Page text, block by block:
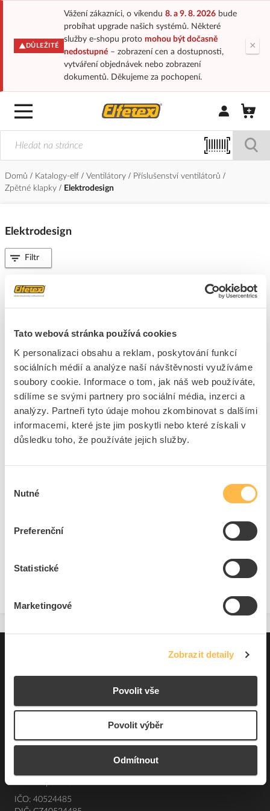
Tato webová stránka používá cookies
K personalizaci obsahu a reklam, poskytování funkcí
sociálních médií a analýze naší návštěvnosti využíváme
soubory cookie. Informace o tom, jak náš web používáte,
sdílíme se svými partnery pro sociální média, inzerci a
analýzy. Partneři tyto údaje mohou zkombinovat s dalšími
informacemi, které jste jim poskytli nebo které získali v
důsledku toho, že používáte jejich služby.
souhlasu
Nutné
Preferenční
Statistické
Marketingové
Zobrazit detaily
Povolit vše
Povolit výběr
Odmítnout
DŮLEŽITÉ
Vážení zákazníci, o víkendu 8. a 9. 8. 2026bude
probíhat upgrade našich systémů. Některé
služby e-shopu proto mohou být dočasně
nedostupné– zobrazení cen a dostupnosti,
vytváření objednávek nebo zobrazení
dokumentů. Děkujeme za pochopení.
×
Přihlásit/
Domů Katalogy-elf Ventilátory
Příslušenství ventilátorů
Zpětné klapky
Elektrodesign
Elektrodesign
1 položka
Kód ELFETEX
10.042.180
8591952104929
Kód výrobce
185383
Značka
ELEKTRODESIGN
Cena s DPH
323,22 Kč/ks
Akční cena s DPH
Přidat k porovnání
Zobrazit
Filtr
Souhrn podmínek
O nás
Elfetex, spol. s r.o.
Česká republika
IČO: 40524485